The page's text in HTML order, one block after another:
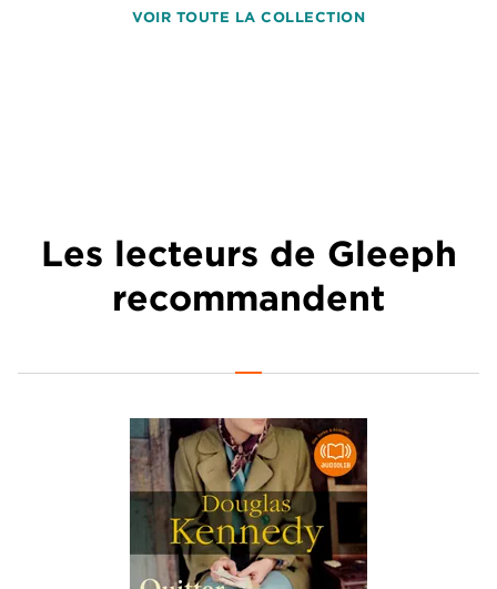
VOIR TOUTE LA COLLECTION
Les lecteurs de Gleeph
recommandent